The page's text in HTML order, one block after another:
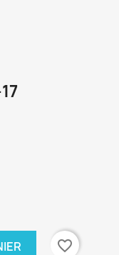
favorite_border